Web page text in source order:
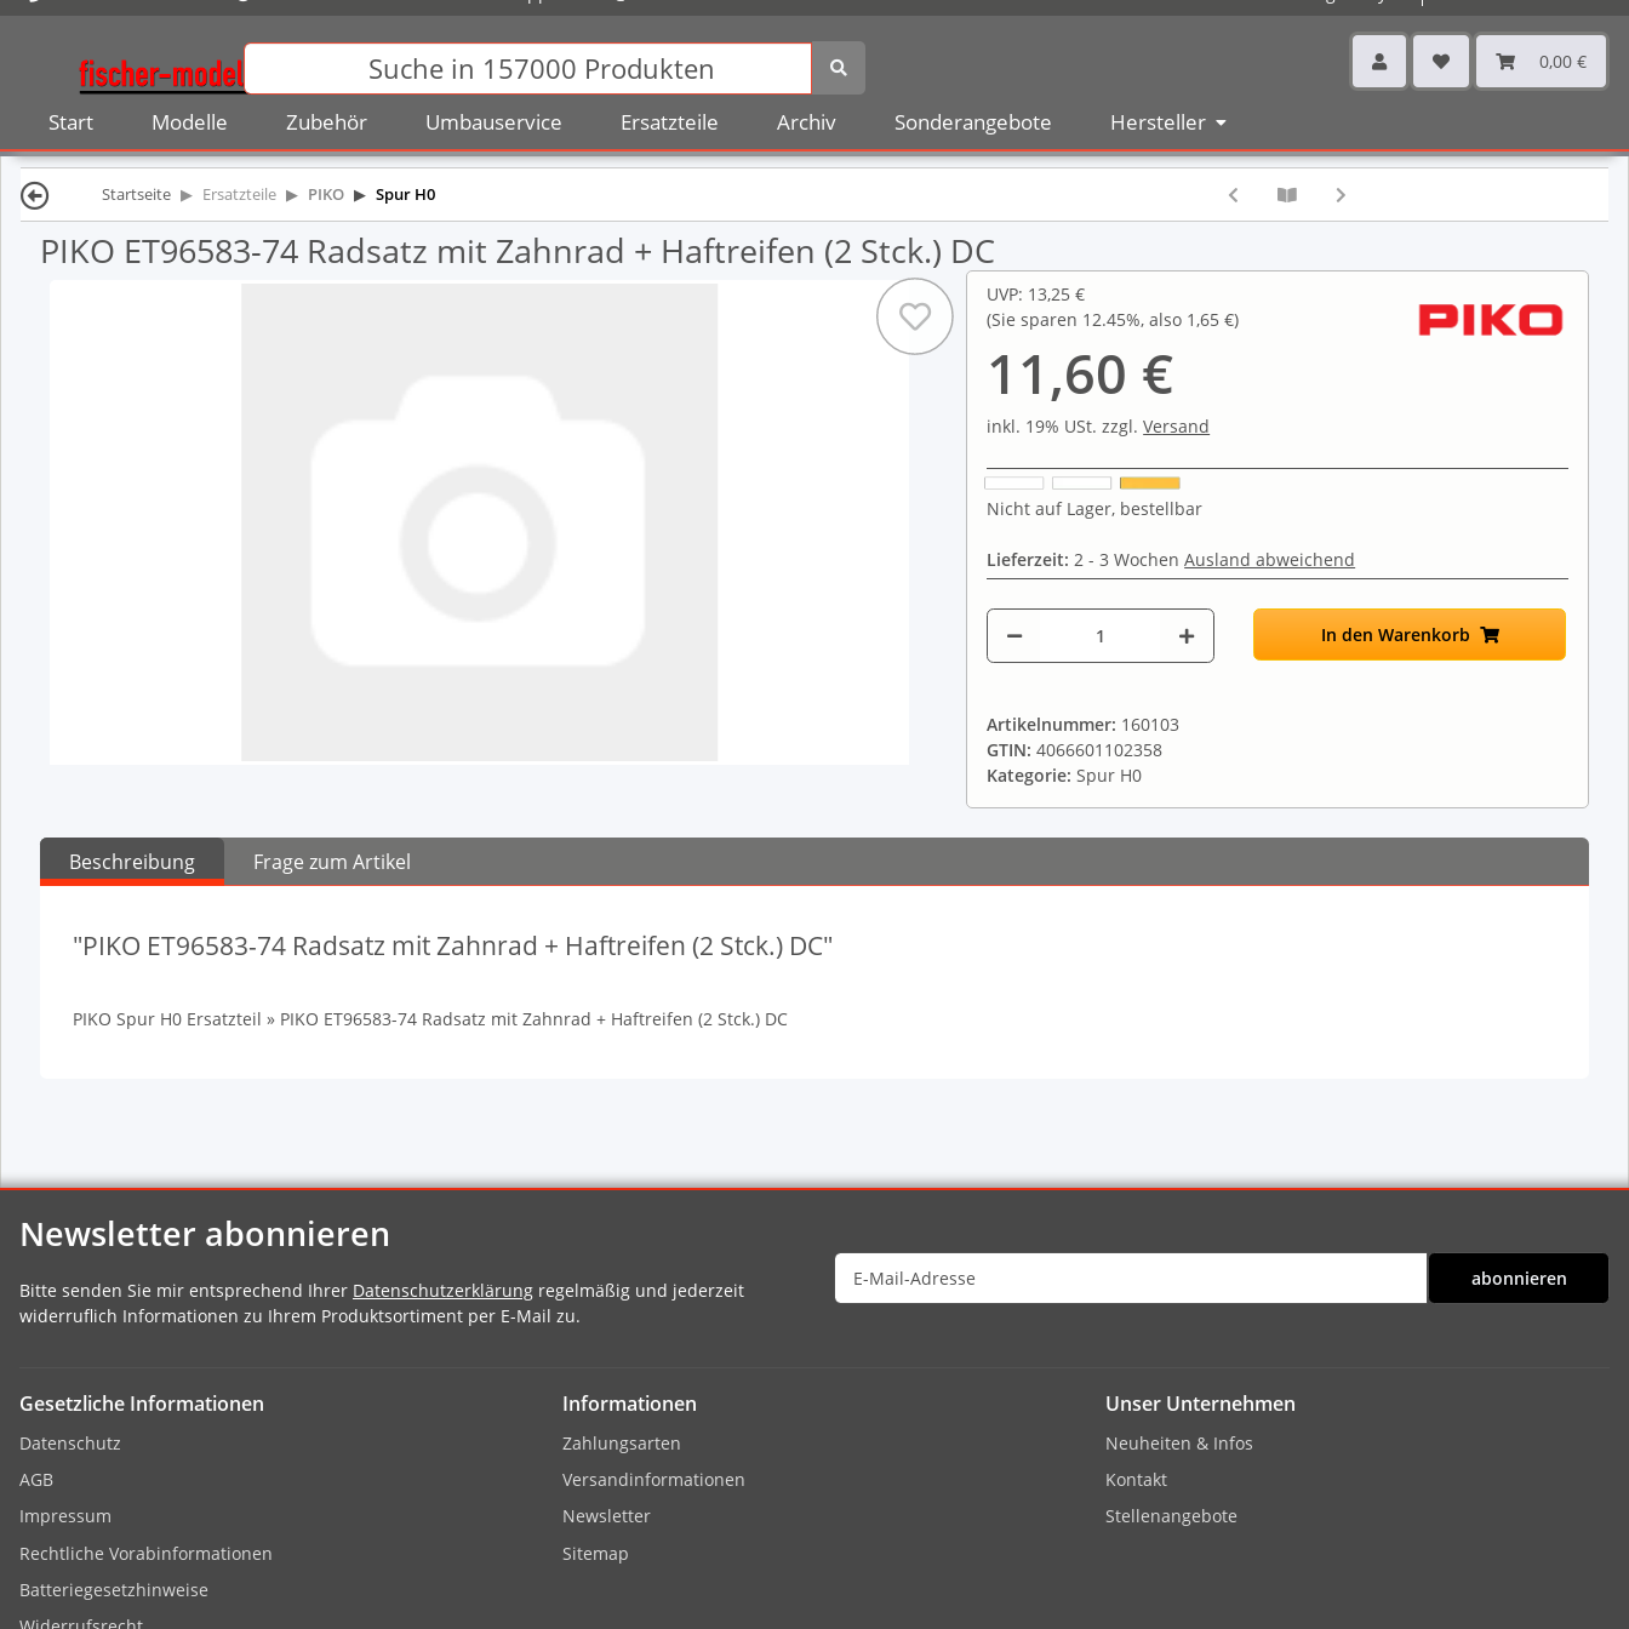
0,00 €
Start Modelle Zubehör Umbauservice Ersatzteile Archiv Sonderangebote Hersteller
Startseite Ersatzteile PIKO Spur H0
PIKO ET96583-74 Radsatz mit Zahnrad + Haftreifen (2 Stck.) DC
UVP: 13,25 €
(Sie sparen 12.45%, also 1,65 €)
11,60 €
inkl. 19% USt. zzgl.Versand
Nicht auf Lager, bestellbar
Lieferzeit:2 - 3 WochenAusland abweichend
In den Warenkorb
Artikelnummer: 160103
GTIN: 4066601102358
Kategorie:Spur H0
Beschreibung Frage zum Artikel
"PIKO ET96583-74 Radsatz mit Zahnrad + Haftreifen (2 Stck.) DC"
PIKO Spur H0 Ersatzteil » PIKO ET96583-74 Radsatz mit Zahnrad + Haftreifen (2 Stck.) DC
Newsletter abonnieren
Bitte senden Sie mir entsprechend Ihrer Datenschutzerklärung regelmäßig und jederzeit
widerruflich Informationen zu Ihrem Produktsortiment per E-Mail zu.
abonnieren
Gesetzliche Informationen
Datenschutz
AGB
Impressum
Rechtliche Vorabinformationen
Batteriegesetzhinweise
Informationen
Zahlungsarten
Versandinformationen
Newsletter
Sitemap
Unser Unternehmen
Neuheiten & Infos
Kontakt
Stellenangebote